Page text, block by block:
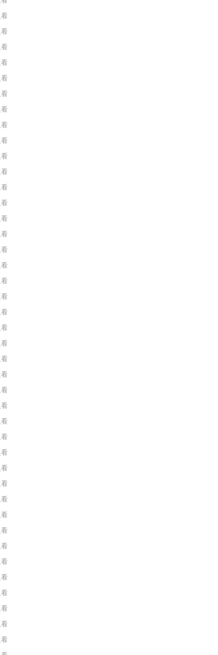
看
看
看
看
看
看
看
看
看
看
看
看
看
看
看
看
看
看
看
看
看
看
看
看
看
看
看
看
看
看
看
看
看
看
看
看
看
看
看
看
看